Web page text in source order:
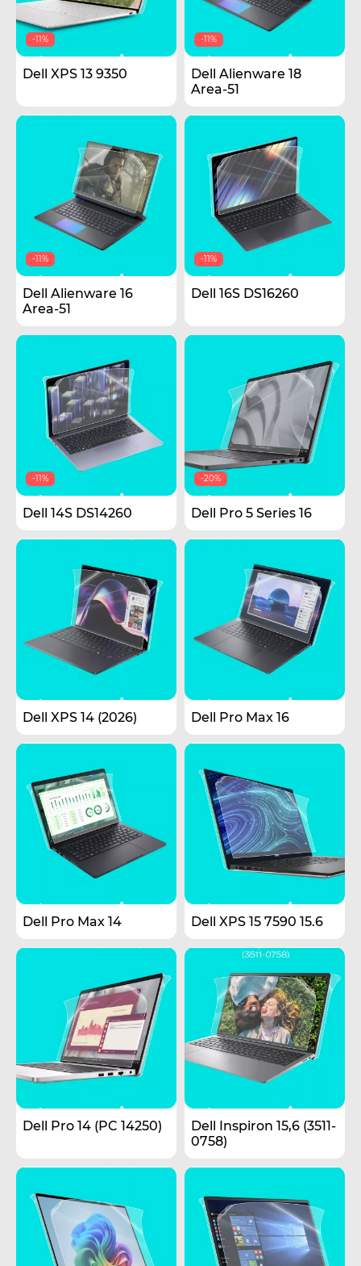
-11%
Dell XPS 13 9350
-11%
Dell Alienware 18
Area-51
-11%
Dell Alienware 16
Area-51
-11%
Dell 16S DS16260
-11%
Dell 14S DS14260
-20%
Dell Pro 5 Series 16
Dell XPS 14 (2026) Dell Pro Max 16
Dell Pro Max 14 Dell XPS 15 7590 15.6
Dell Pro 14 (PC 14250)
Dell Inspiron 15,6 (3511-
0758)